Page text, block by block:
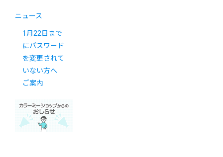
ニュース
1月22日まで
にパスワード
を変更されて
いない方へ
ご案内